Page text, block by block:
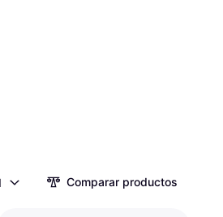
Comparar productos